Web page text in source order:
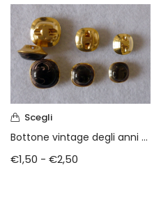
Scegli
Bottone vintage degli anni 80 (art. v1040)
€1,50 - €2,50